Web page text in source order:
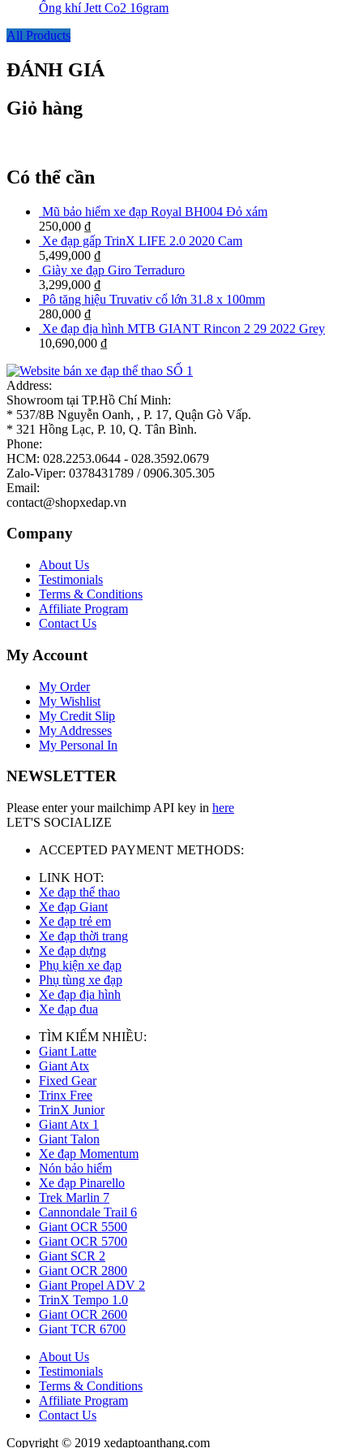
Ống khí Jett Co2 16gram
All Products
ĐÁNH GIÁ
Giỏ hàng
Có thể cần
Mũ bảo hiểm xe đạp Royal BH004 Đỏ xám
250,000 ₫
Xe đạp gấp TrinX LIFE 2.0 2020 Cam
5,499,000 ₫
Giày xe đạp Giro Terraduro
3,299,000 ₫
Pô tăng hiệu Truvativ cổ lớn 31.8 x 100mm
280,000 ₫
Xe đạp địa hình MTB GIANT Rincon 2 29 2022 Grey
10,690,000 ₫
Address:
Showroom tại TP.Hồ Chí Minh:
* 537/8B Nguyễn Oanh, , P. 17, Quận Gò Vấp.
* 321 Hồng Lạc, P. 10, Q. Tân Bình.
Phone:
HCM: 028.2253.0644 - 028.3592.0679
Zalo-Viper: 0378431789 / 0906.305.305
Email:
contact@shopxedap.vn
Company
About Us
Testimonials
Terms & Conditions
Affiliate Program
Contact Us
My Account
My Order
My Wishlist
My Credit Slip
My Addresses
My Personal In
NEWSLETTER
Please enter your mailchimp API key in here
LET'S SOCIALIZE
ACCEPTED PAYMENT METHODS:
LINK HOT:
Xe đạp thể thao
Xe đạp Giant
Xe đạp trẻ em
Xe đạp thời trang
Xe đạp dựng
Phụ kiện xe đạp
Phụ tùng xe đạp
Xe đạp địa hình
Xe đạp đua
TÌM KIẾM NHIỀU:
Giant Latte
Giant Atx
Fixed Gear
Trinx Free
TrinX Junior
Giant Atx 1
Giant Talon
Xe đạp Momentum
Nón bảo hiểm
Xe đạp Pinarello
Trek Marlin 7
Cannondale Trail 6
Giant OCR 5500
Giant OCR 5700
Giant SCR 2
Giant OCR 2800
Giant Propel ADV 2
TrinX Tempo 1.0
Giant OCR 2600
Giant TCR 6700
About Us
Testimonials
Terms & Conditions
Affiliate Program
Contact Us
Copyright © 2019 xedaptoanthang.com